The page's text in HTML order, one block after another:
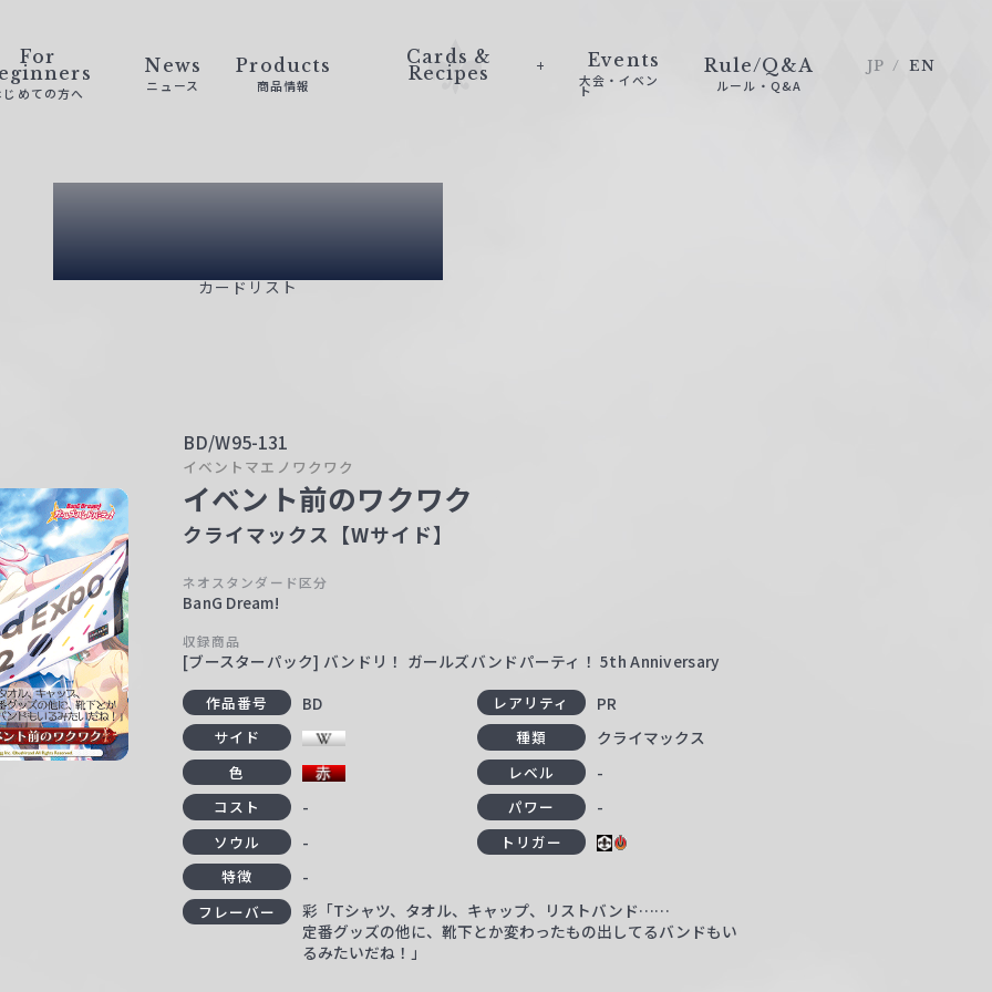
For
じめての方へ
News
ニュース
Products
商品情報
Cards &
Recipes
Events
大会・イベン
ト
Rule/Q&A
ルール・Q&A
JP EN
Card List
カードリスト
BD/W95-131
イベントマエノワクワク
イベント前のワクワク
クライマックス【Wサイド】
ネオスタンダード区分
BanG Dream!
収録商品
[ブースターパック] バンドリ！ ガールズバンドパーティ！ 5th Anniversary
作品番号 BD レアリティ PR
サイド 種類 クライマックス
色 レベル -
コスト - パワー -
ソウル -
トリガー
特徴
-
フレーバー
彩「Tシャツ、タオル、キャップ、リストバンド……
定番グッズの他に、靴下とか変わったもの出してるバンドもい
るみたいだね！」